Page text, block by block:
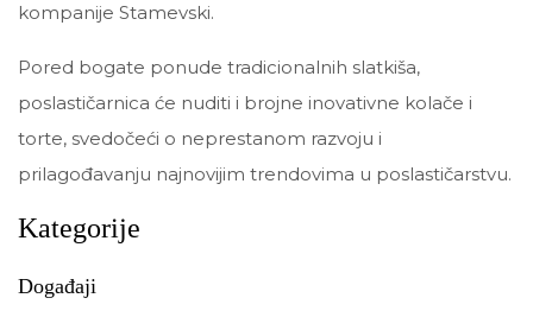
kompanije Stamevski.
Pored bogate ponude tradicionalnih slatkiša,
poslastičarnica će nuditi i brojne inovativne kolače i
torte, svedočeći o neprestanom razvoju i
prilagođavanju najnovijim trendovima u poslastičarstvu.
Kategorije
Događaji